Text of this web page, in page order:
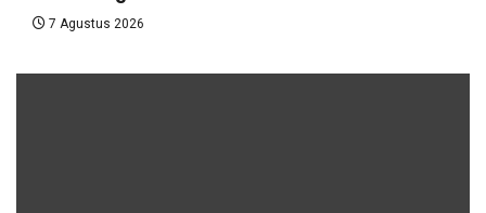
7 Agustus 2026